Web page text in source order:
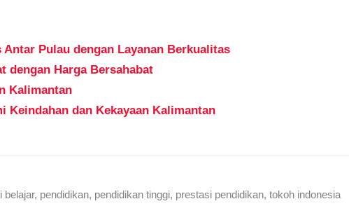
Pulau dengan Layanan Berkualitas
dengan Harga Bersahabat
Kalimantan
Keindahan dan Kekayaan Kalimantan
belajar, pendidikan, pendidikan tinggi, prestasi pendidikan, tokoh indonesia